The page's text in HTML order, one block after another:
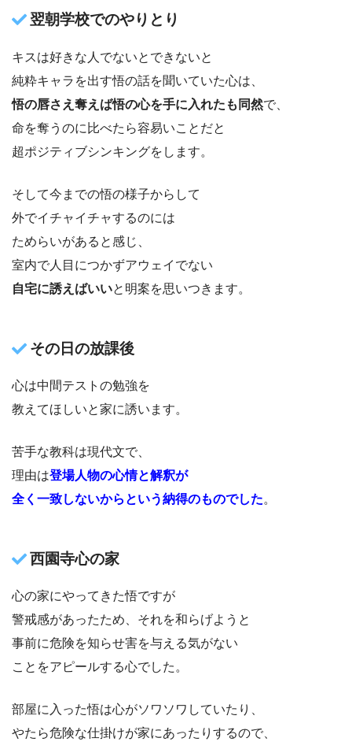
翌朝学校でのやりとり
キスは好きな人でないとできないと
純粋キャラを出す悟の話を聞いていた心は、
悟の唇さえ奪えば悟の心を手に入れたも同然で、
命を奪うのに比べたら容易いことだと
超ポジティブシンキングをします。
そして今までの悟の様子からして
外でイチャイチャするのには
ためらいがあると感じ、
室内で人目につかずアウェイでない
自宅に誘えばいいと明案を思いつきます。
その日の放課後
心は中間テストの勉強を
教えてほしいと家に誘います。
苦手な教科は現代文で、
理由は登場人物の心情と解釈が
全く一致しないからという納得のものでした。
西園寺心の家
心の家にやってきた悟ですが
警戒感があったため、それを和らげようと
事前に危険を知らせ害を与える気がない
ことをアピールする心でした。
部屋に入った悟は心がソワソワしていたり、
やたら危険な仕掛けが家にあったりするので、